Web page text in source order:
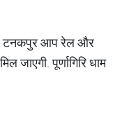
टनकपुर आप रेल और
पूर्णागिरि धाम